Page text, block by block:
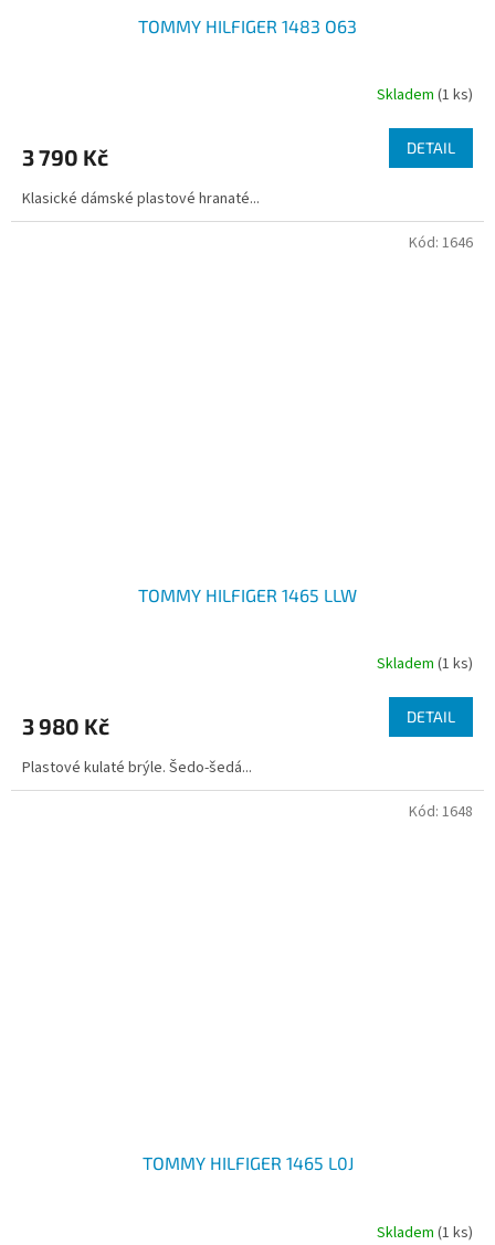
TOMMY HILFIGER 1483 O63
Skladem (1 ks)
3 790 Kč DETAIL
Klasické dámské plastové hranaté...
TOMMY HILFIGER 1465 LLW
Skladem (1 ks)
3 980 Kč DETAIL
Plastové kulaté brýle. Šedo-šedá...
Kód: 1646
TOMMY HILFIGER 1465 L0J
Skladem (1 ks)
Kód: 1648